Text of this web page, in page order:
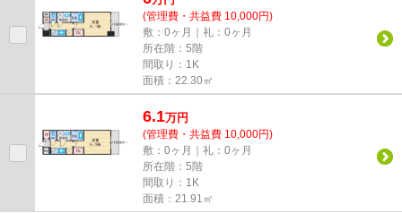
(管理費・共益費 10,000円)
敷：0ヶ月｜礼：0ヶ月
所在階：5階
間取り：1K
面積：22.30㎡
6.1万円
(管理費・共益費 10,000円)
敷：0ヶ月｜礼：0ヶ月
所在階：5階
間取り：1K
面積：21.91㎡